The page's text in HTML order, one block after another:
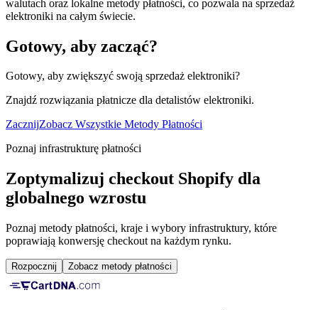
walutach oraz lokalne metody płatności, co pozwala na sprzedaż
elektroniki na całym świecie.
Gotowy, aby zacząć?
Gotowy, aby zwiększyć swoją sprzedaż elektroniki?
Znajdź rozwiązania płatnicze dla detalistów elektroniki.
ZacznijZobacz Wszystkie Metody Płatności
Poznaj infrastrukturę płatności
Zoptymalizuj checkout Shopify dla
globalnego wzrostu
Poznaj metody płatności, kraje i wybory infrastruktury, które
poprawiają konwersję checkout na każdym rynku.
Rozpocznij Zobacz metody płatności